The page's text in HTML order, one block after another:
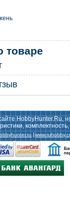
товаре
HobbyHunter.Ru,